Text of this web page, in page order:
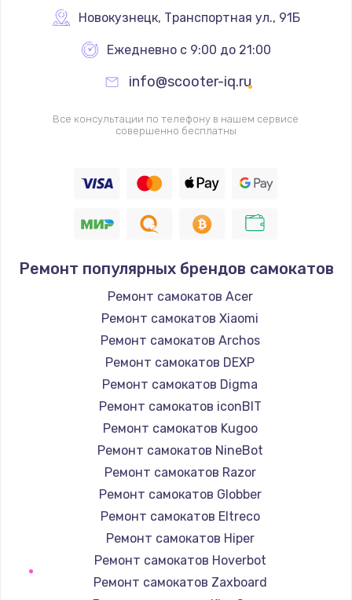
Замена термопредохранителя
700 руб.
Заказать
2500 руб.
1400 руб.
Заказать
Замена / ремонт электронного модуля
управления
600 руб.
Замена конфорки
1100 руб.
Замена платы сенсора
900 руб.
Новокузнецк, Транспортная ул., 91Б
Ежедневно с 9:00 до 21:00
info@scooter-iq.ru
Все консультации по телефону в нашем сервисе
совершенно бесплатны
Ремонт популярных брендов самокатов
Ремонт самокатов Acer
Ремонт самокатов Xiaomi
Ремонт самокатов Archos
Ремонт самокатов DEXP
Ремонт самокатов Digma
Ремонт самокатов iconBIT
Ремонт самокатов Kugoo
Ремонт самокатов NineBot
Ремонт самокатов Razor
Ремонт самокатов Globber
Ремонт самокатов Eltreco
Ремонт самокатов Hiper
Ремонт самокатов Hoverbot
Ремонт самокатов Zaxboard